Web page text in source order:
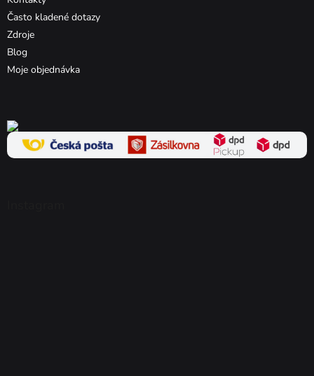
Často kladené dotazy
Zdroje
Blog
Moje objednávka